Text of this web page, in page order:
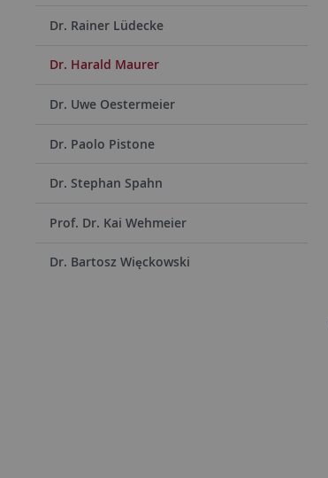
Dr. Rainer Lüdecke
Dr. Harald Maurer
Dr. Uwe Oestermeier
Dr. Paolo Pistone
Dr. Stephan Spahn
Prof. Dr. Kai Wehmeier
Dr. Bartosz Więckowski